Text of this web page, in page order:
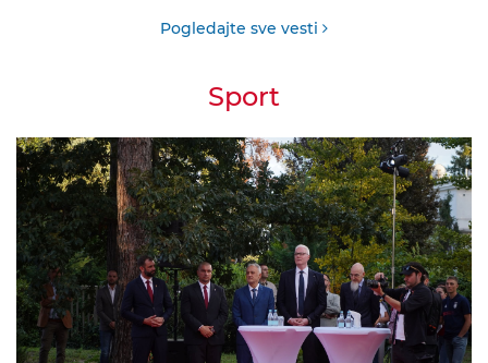
Pogledajte sve vesti
Sport